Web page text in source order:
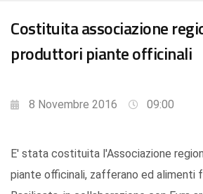
Costituita associazione
produttori piante officinali
8 Novembre 2016 09:00
E' stata costituita l'Associazione
piante officinali, zafferano ed alimenti